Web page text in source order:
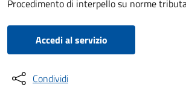
Procedimento di interpello su norme
Accedi al servizio
Condividi